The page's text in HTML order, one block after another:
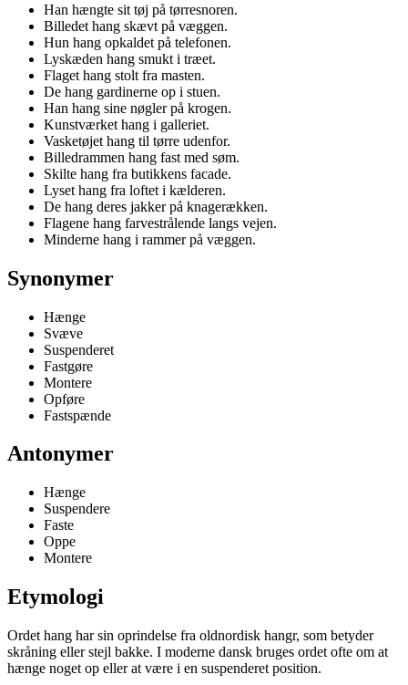
Han hængte sit tøj på tørresnoren.
Billedet hang skævt på væggen.
Hun hang opkaldet på telefonen.
Lyskæden hang smukt i træet.
Flaget hang stolt fra masten.
De hang gardinerne op i stuen.
Han hang sine nøgler på krogen.
Kunstværket hang i galleriet.
Vasketøjet hang til tørre udenfor.
Billedrammen hang fast med søm.
Skilte hang fra butikkens facade.
Lyset hang fra loftet i kælderen.
De hang deres jakker på knagerækken.
Flagene hang farvestrålende langs vejen.
Minderne hang i rammer på væggen.
Synonymer
Hænge
Svæve
Suspenderet
Fastgøre
Montere
Opføre
Fastspænde
Antonymer
Hænge
Suspendere
Faste
Oppe
Montere
Etymologi
Ordet hang har sin oprindelse fra oldnordisk hangr, som betyder
skråning eller stejl bakke. I moderne dansk bruges ordet ofte om at
hænge noget op eller at være i en suspenderet position.